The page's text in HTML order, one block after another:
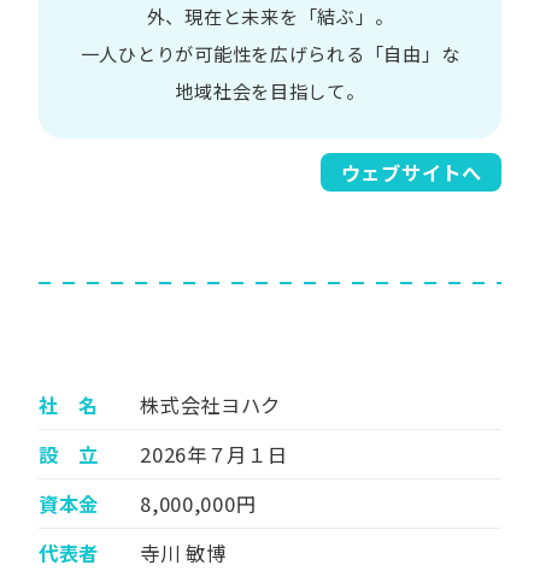
外、​現在と​未来を​「結ぶ」。
一人​ひとりが​可能性を​広げられる 「自由」な​
地域社会を​目指して。​
ウェブサイトへ
社 名
株式会社ヨハク
設 立
2026年７月１日
資本金
8,000,000円
代表者
寺川 敏博